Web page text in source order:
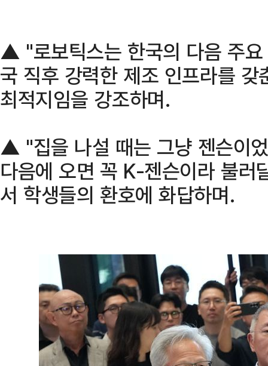
▲ "로보틱스는 한국의 다음 주
국 직후 강력한 제조 인프라를
최적지임을 강조하며.
▲ "집을 나설 때는 그냥 젠슨이
다음에 오면 꼭 K-젠슨이라 불
서 학생들의 환호에 화답하며.